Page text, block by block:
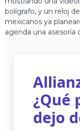
¿Qué
dejo